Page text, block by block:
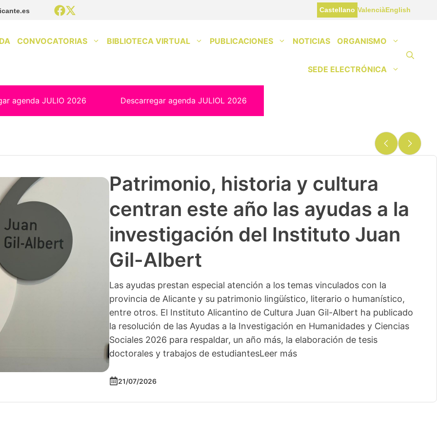
Castellano ValenciàEnglish
CONVOCATORIAS BIBLIOTECA VIRTUAL PUBLICACIONES NOTICIAS ORGANISMO
SEDE ELECTRÓNICA
agenda JULIO 2026 Descarregar agenda JULIOL 2026
Patrimonio, historia y cultura
centran este año las ayudas a la
investigación del Instituto Juan
Gil-Albert
Las ayudas prestan especial atención a los temas vinculados con la
provincia de Alicante y su patrimonio lingüístico, literario o humanístico,
entre otros. El Instituto Alicantino de Cultura Juan Gil-Albert ha publicado
la resolución de las Ayudas a la Investigación en Humanidades y Ciencias
Sociales 2026 para respaldar, un año más, la elaboración de tesis
doctorales y trabajos de estudiantesLeer más
21/07/2026